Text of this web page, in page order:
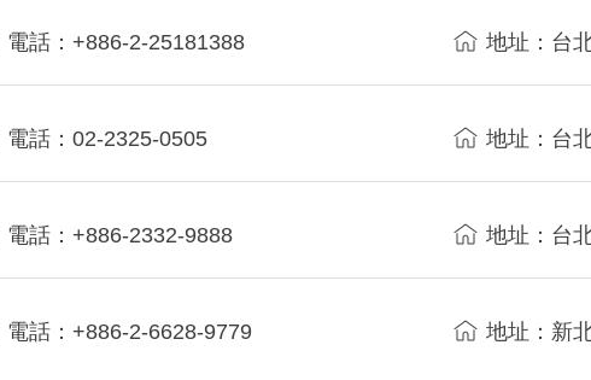
電話：+886-2-25181388 地址：台
電話：02-2325-0505 地址：台
電話：+886-2332-9888 地址：台
電話：+886-2-6628-9779 地址：新